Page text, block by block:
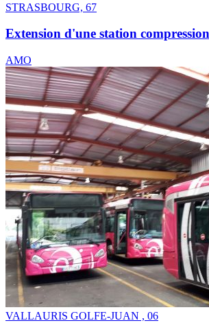
STRASBOURG, 67
Extension d'une station
AMO
VALLAURIS GOLFE-JUAN , 06